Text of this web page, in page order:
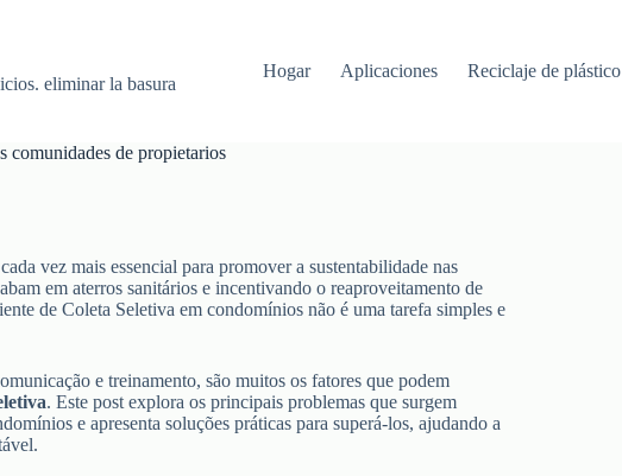
eliminar la basura
Hogar Aplicaciones Reciclaje de plástico
comunidades de propietarios
vez mais essencial para promover a sustentabilidade nas
em aterros sanitários e incentivando o reaproveitamento de
de Coleta Seletiva em condomínios não é uma tarefa simples e
e treinamento, são muitos os fatores que podem
. Este post explora os principais problemas que surgem
e apresenta soluções práticas para superá-los, ajudando a